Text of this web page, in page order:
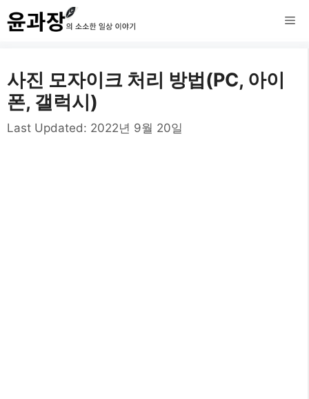
컨
텐
로
건
너
메
사진 모자이크 처리 방법(PC, 아이
폰, 갤럭시)
Last Updated: 2022년 9월 20일